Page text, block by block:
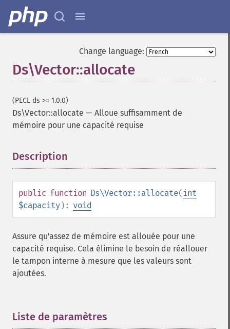
Change language:
Ds\Vector::allocate
(PECL ds >= 1.0.0)
Ds\Vector::allocate — Alloue suffisamment de
mémoire pour une capacité requise
Description
public function Ds\Vector::allocate( int
$capacity): void
Assure qu'assez de mémoire est allouée pour une
capacité requise. Cela élimine le besoin de réallouer
le tampon interne à mesure que les valeurs sont
ajoutées.
Liste de paramètres